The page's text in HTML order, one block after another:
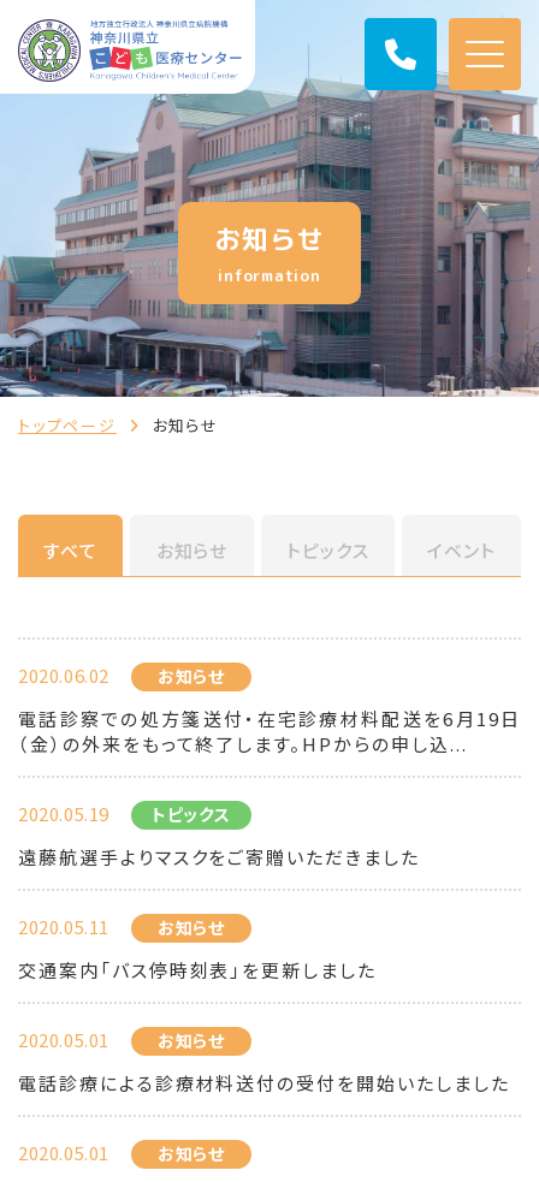
お知らせ
information
トップページ お知らせ
すべて お知らせ トピックス イベント
2020.06.02 お知らせ
電話診察での処方箋送付・在宅診療材料配送を6月19日
（金）の外来をもって終了します。HPからの申し込...
2020.05.19 トピックス
遠藤航選手よりマスクをご寄贈いただきました
2020.05.11 お知らせ
交通案内「バス停時刻表」を更新しました
2020.05.01 お知らせ
電話診療による診療材料送付の受付を開始いたしました
2020.05.01 お知らせ